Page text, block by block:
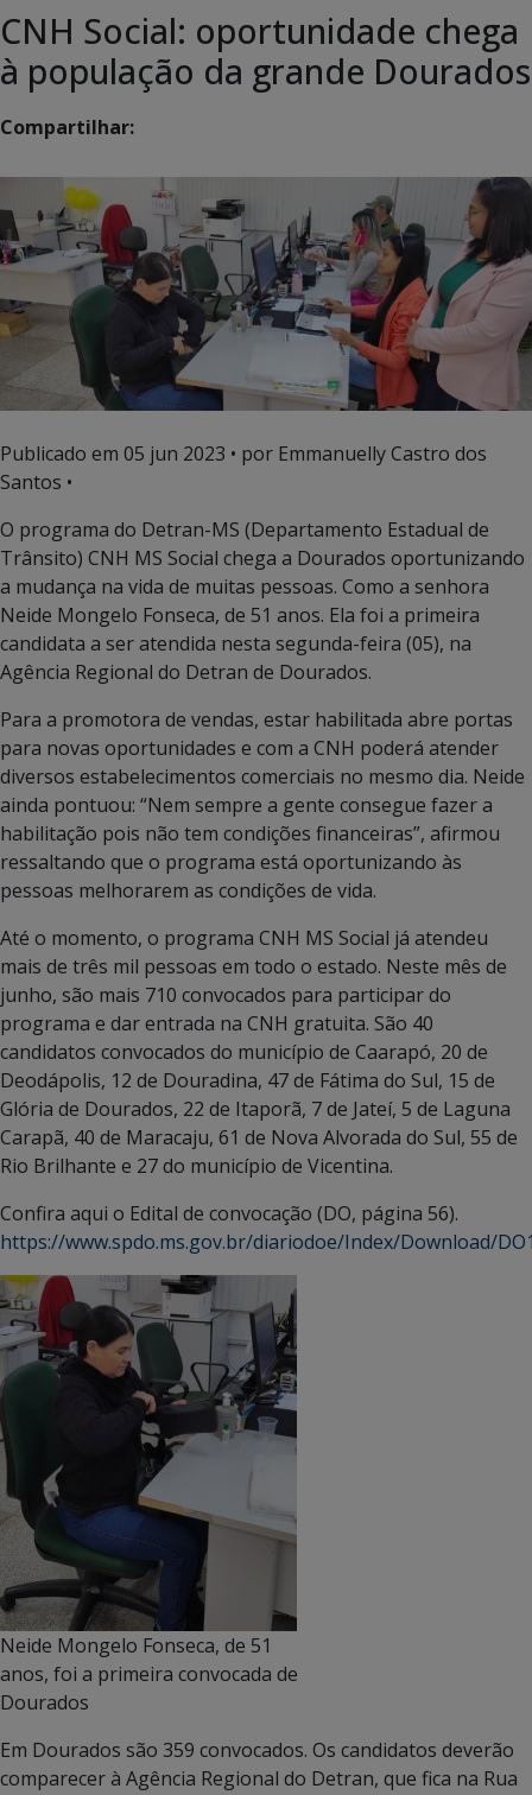
CNH Social: oportunidade chega
à população da grande Dourados
Compartilhar:
Publicado em 05 jun 2023 • por Emmanuelly Castro dos
Santos •
O programa do Detran-MS (Departamento Estadual de
Trânsito) CNH MS Social chega a Dourados oportunizando
a mudança na vida de muitas pessoas. Como a senhora
Neide Mongelo Fonseca, de 51 anos. Ela foi a primeira
candidata a ser atendida nesta segunda-feira (05), na
Agência Regional do Detran de Dourados.
Para a promotora de vendas, estar habilitada abre portas
para novas oportunidades e com a CNH poderá atender
diversos estabelecimentos comerciais no mesmo dia. Neide
ainda pontuou: “Nem sempre a gente consegue fazer a
habilitação pois não tem condições financeiras”, afirmou
ressaltando que o programa está oportunizando às
pessoas melhorarem as condições de vida.
Até o momento, o programa CNH MS Social já atendeu
mais de três mil pessoas em todo o estado. Neste mês de
junho, são mais 710 convocados para participar do
programa e dar entrada na CNH gratuita. São 40
candidatos convocados do município de Caarapó, 20 de
Deodápolis, 12 de Douradina, 47 de Fátima do Sul, 15 de
Glória de Dourados, 22 de Itaporã, 7 de Jateí, 5 de Laguna
Carapã, 40 de Maracaju, 61 de Nova Alvorada do Sul, 55 de
Rio Brilhante e 27 do município de Vicentina.
Confira aqui o Edital de convocação (DO, página 56).
https://www.spdo.ms.gov.br/diariodoe/Index/Download/
Neide Mongelo Fonseca, de 51
anos, foi a primeira convocada de
Dourados
Em Dourados são 359 convocados. Os candidatos deverão
comparecer à Agência Regional do Detran, que fica na Rua